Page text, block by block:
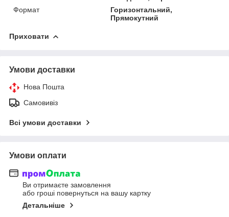
Формат
Горизонтальний,
Прямокутний
Приховати
Умови доставки
Нова Пошта
Самовивіз
Всі умови доставки
Умови оплати
Ви отримаєте замовлення
або гроші повернуться на вашу картку
Детальніше